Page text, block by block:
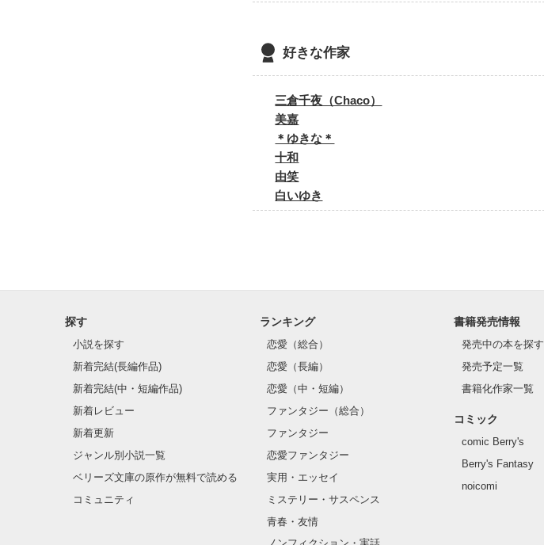
下手くそですが
最後まで読んでいただけたら幸いです
好きな作家
三倉千夜（Chaco）
美嘉
＊ゆきな＊
十和
由笑
白いゆき
探す
小説を探す
新着完結(長編作品)
新着完結(中・短編作品)
新着レビュー
新着更新
ジャンル別小説一覧
ベリーズ文庫の原作が無料で読める
コミュニティ
ランキング
恋愛（総合）
恋愛（長編）
恋愛（中・短編）
ファンタジー（総合）
ファンタジー
恋愛ファンタジー
実用・エッセイ
ミステリー・サスペンス
青春・友情
書籍発売情報
発売中の本を探す
発売予定一覧
書籍化作家一覧
コミック
comic Berry's
Berry's Fantasy
noicomi